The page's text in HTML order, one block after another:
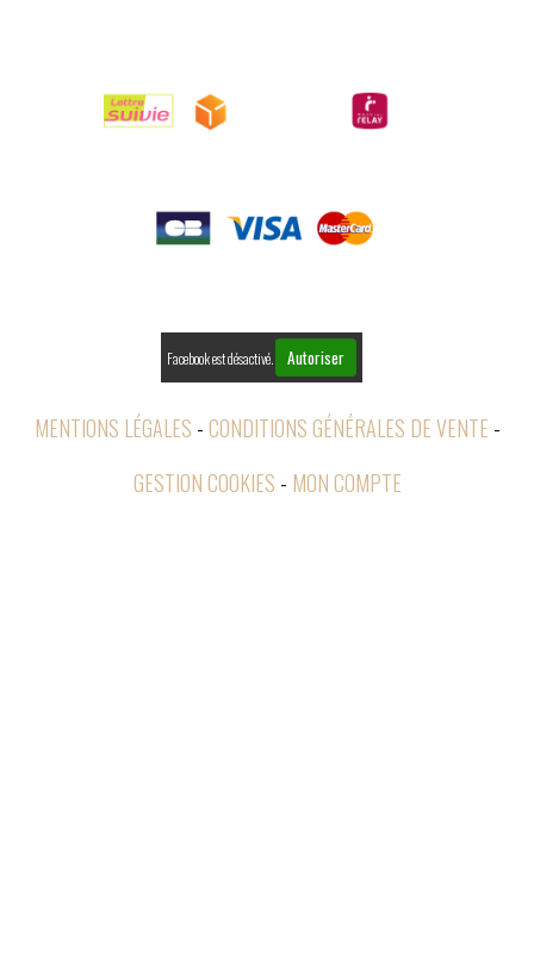
Facebook est désactivé. Autoriser
MENTIONS LÉGALES CONDITIONS GÉNÉRALES DE VENTE
GESTION COOKIES
MON COMPTE